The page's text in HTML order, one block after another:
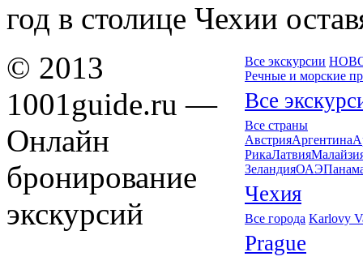
год в столице Чехии
Все экскурсии
Речные и морские
Все
Все страны
АвстрияАргентина
РикаЛатвия
ЗеландияОАЭ
Чехия
Все города Karlovy
Prague
© 2013
1001guide.ru —
Онлайн
бронирование
экскурсий